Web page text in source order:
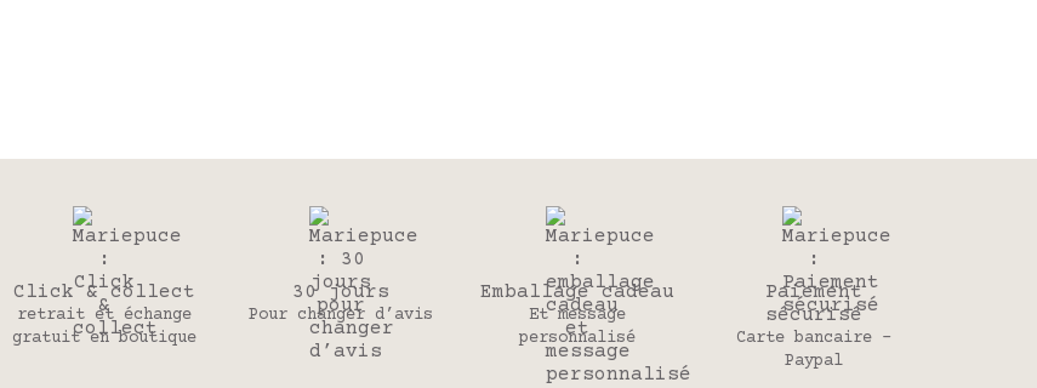
Click & collect
retrait et échange
gratuit en boutique
30 jours
Pour changer d’avis
Emballage cadeau
Et message
personnalisé
Paiement
sécurisé
Carte bancaire -
Paypal